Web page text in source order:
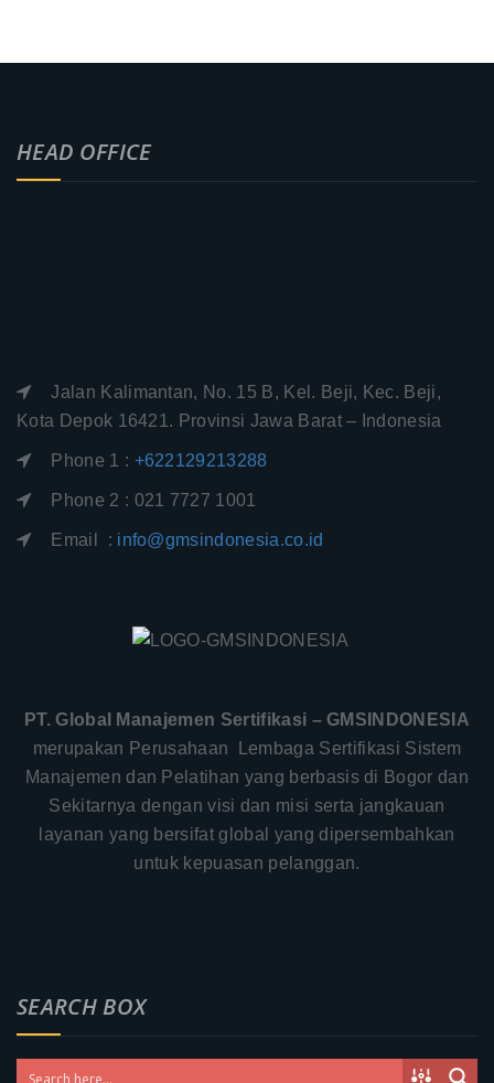
HEAD OFFICE
Jalan Kalimantan, No. 15 B, Kel. Beji, Kec. Beji,
Kota Depok 16421. Provinsi Jawa Barat – Indonesia
Phone 1 : +622129213288
Phone 2 : 021 7727 1001
Email : info@gmsindonesia.co.id
PT. Global Manajemen Sertifikasi – GMSINDONESIA
merupakan Perusahaan Lembaga Sertifikasi Sistem
Manajemen dan Pelatihan yang berbasis di Bogor dan
Sekitarnya dengan visi dan misi serta jangkauan
layanan yang bersifat global yang dipersembahkan
untuk kepuasan pelanggan.
SEARCH BOX